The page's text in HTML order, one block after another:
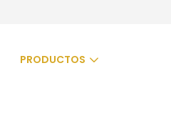
PRODUCTOS